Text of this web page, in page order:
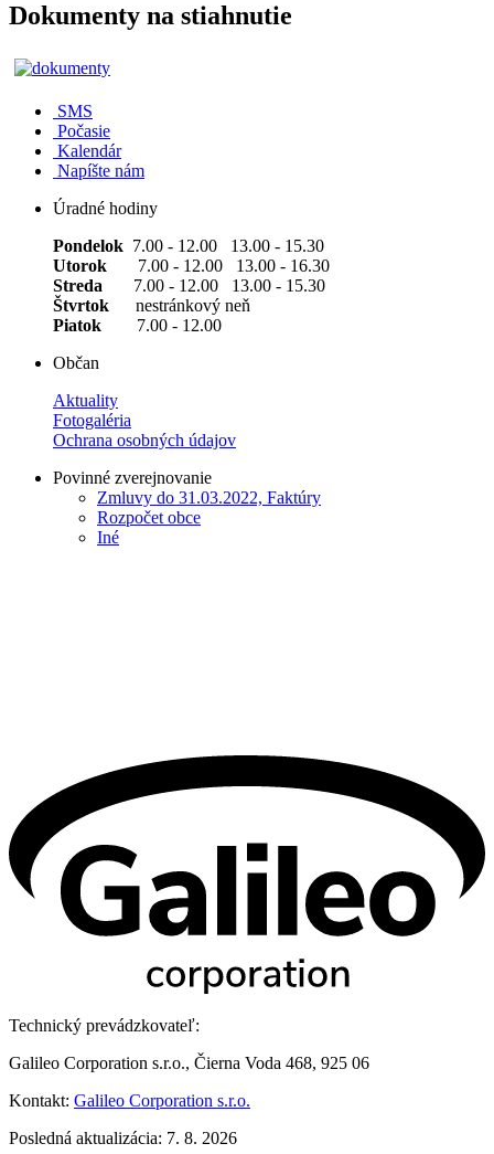
Dokumenty na stiahnutie
SMS
Počasie
Kalendár
Napíšte nám
Úradné hodiny
Pondelok 7.00 - 12.00 13.00 - 15.30
Utorok
7.00 - 12.00 13.00 - 16.30
Streda 7.00 - 12.00 13.00 - 15.30
Štvrtok
nestránkový neň
Piatok 7.00 - 12.00
Občan
Aktuality
Fotogaléria
Ochrana osobných údajov
Povinné zverejnovanie
Zmluvy do 31.03.2022, Faktúry
Rozpočet obce
Iné
Technický prevádzkovateľ:
Galileo Corporation s.r.o., Čierna Voda 468, 925 06
Kontakt: Galileo Corporation s.r.o.
Posledná aktualizácia: 7. 8. 2026